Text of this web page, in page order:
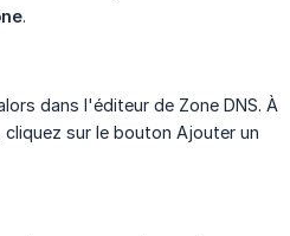
.
dans l'éditeur de Zone DNS. À
sur le bouton Ajouter un